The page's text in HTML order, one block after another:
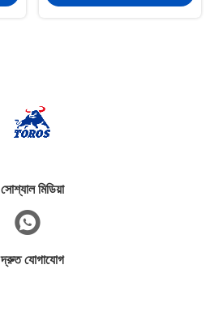
সোশ্যাল মিডিয়া
দ্রুত যোগাযোগ